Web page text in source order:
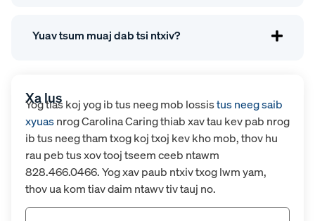
Xa lus
Yog tias koj yog ib tus neeg mob lossistus neeg saib
xyuasnrog Carolina Caring thiab xav tau kev pab nrog
ib tus neeg tham txog koj txoj kev kho mob, thov hu
rau peb tus xov tooj tseem ceeb ntawm
828.466.0466. Yog xav paub ntxiv txog lwm yam,
thov ua kom tiav daim ntawv tiv tauj no.
Npe
Yuav tsum muaj dab tsi ntxiv?